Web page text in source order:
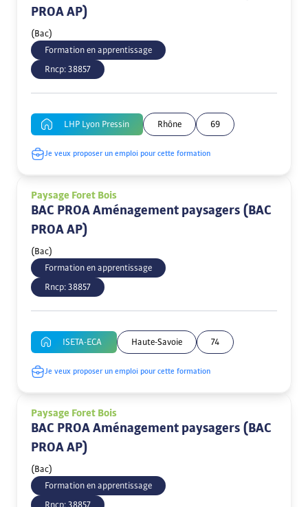
PROA AP)
(Bac)
Formation en apprentissage
Rncp: 38857
LHP Lyon Pressin Rhône 69
Je veux proposer un emploi pour cette formation
Paysage Foret Bois
BAC PROA Aménagement paysagers (BAC
PROA AP)
(Bac)
Formation en apprentissage
Rncp: 38857
ISETA-ECA Haute-Savoie 74
Je veux proposer un emploi pour cette formation
Paysage Foret Bois
BAC PROA Aménagement paysagers (BAC
PROA AP)
(Bac)
Formation en apprentissage
Rncp: 38857